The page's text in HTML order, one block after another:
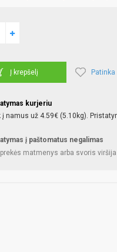
Į krepšelį Patinka
kurjeriu
į namus už 4.59€ (5.10kg).
į paštomatus negalimas
matmenys arba svoris